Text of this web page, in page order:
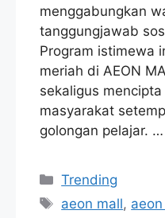
menggabungkan
tanggungjawab
Program istimewa
meriah di AEON
sekaligus
masyarakat
golongan pelajar. …
Categories
Trending
Tags
aeon mall,